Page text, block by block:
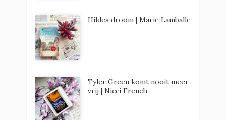
Hildes droom | Marie Lamballe
Tyler Green komt nooit meer
vrij | Nicci French